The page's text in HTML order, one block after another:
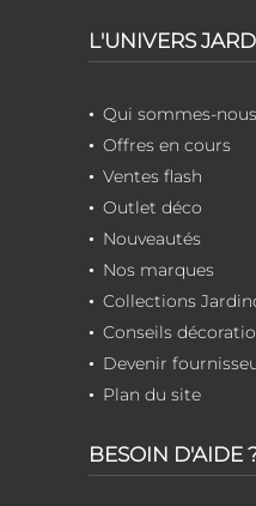
L'UNIVERS
Qui sommes-nous
Offres en cours
Ventes flash
Outlet déco
Nouveautés
Nos marques
Collections
Conseils
Devenir
Plan du site
BESOIN D'AIDE